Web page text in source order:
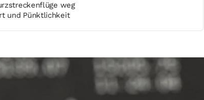
weg
und Pünktlichkeit